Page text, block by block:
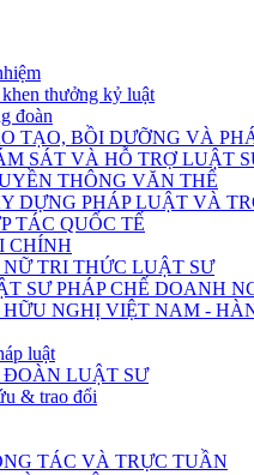
thưởng kỷ luật
đoàn
TẠO, BỒI DƯỠNG VÀ
SÁT VÀ HỖ TRỢ LUẬT
THÔNG VĂN THỂ
DỰNG PHÁP LUẬT VÀ
TÁC QUỐC TẾ
CHÍNH
TRI THỨC LUẬT SƯ
SƯ PHÁP CHẾ DOANH
NGHỊ VIỆT NAM -
luật
LUẬT SƯ
& trao đổi
TÁC VÀ TRỰC TUẦN